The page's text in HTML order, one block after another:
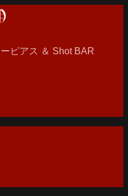
ピアス ＆ Shot BAR